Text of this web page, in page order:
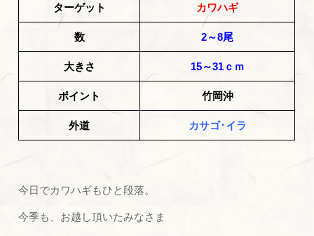
ターゲット カワハギ
数 2～8尾
大きさ 15～31ｃｍ
ポイント 竹岡沖
外道 カサゴ･イラ
今日でカワハギもひと段落。
今季も、お越し頂いたみなさま